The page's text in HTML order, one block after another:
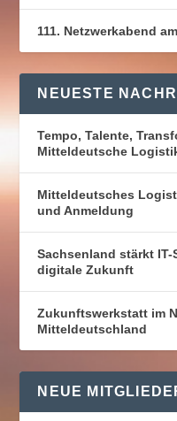
111. Netzwerkabend
NEUESTE
Tempo, Talente,
Mitteldeutsche
Mitteldeutsches
und Anmeldung
Sachsenland stärkt
digitale Zukunft
Zukunftswerkstatt im
Mitteldeutschland
NEUE